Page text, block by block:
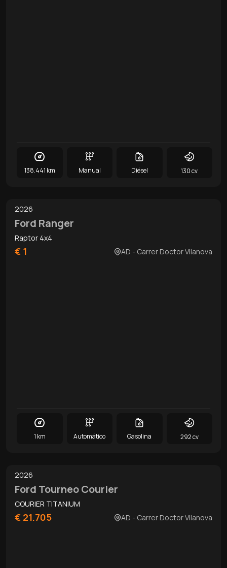
138.441 km Manual Diésel 130 cv
2026
Ford Ranger
Raptor 4x4
€ 1 AD - Carrer Doctor Vilanova
1 km Automático Gasolina 292 cv
2026
Ford Tourneo Courier
COURIER TITANIUM
€ 21.705 AD - Carrer Doctor Vilanova